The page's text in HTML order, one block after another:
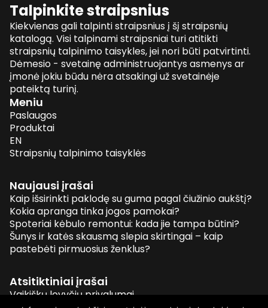
Talpinkite straipsnius
Kiekvienas gali talpinti straipsnius į šį straipsnių
katalogą. Visi talpinami straipsniai turi atitikti
straipsnių talpinimo taisykles, jei nori būti patvirtinti.
Dėmesio - svetainę administruojantys asmenys ar
įmonė jokiu būdu nėra atsakingi už svetainėje
pateiktą turinį.
Meniu
Paslaugos
Produktai
EN
Straipsnių talpinimo taisyklės
Naujausi įrašai
Kaip išsirinkti paklodę su guma pagal čiužinio aukštį?
Kokia apranga tinka jogos pamokai?
Spoteriai kėbulo remontui: kada jie tampa būtini?
Šunys ir katės skausmą slepia skirtingai – kaip
pastebėti pirmuosius ženklus?
Atsitiktiniai įrašai
Vaikiškų lovyčių privalumai